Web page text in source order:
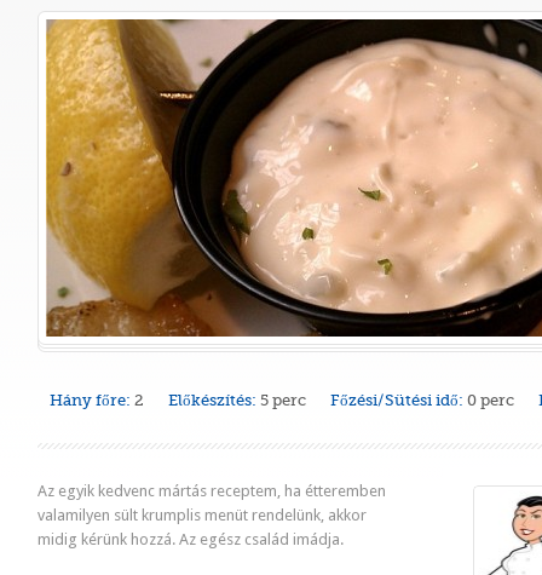
Hány főre: 2 Előkészítés: 5 perc Főzési/Sütési idő: 0 perc
Az egyik kedvenc mártás receptem, ha étteremben
valamilyen sült krumplis menüt rendelünk, akkor
midig kérünk hozzá. Az egész család imádja.